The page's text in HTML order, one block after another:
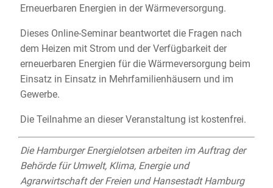
Erneuerbaren Energien in der Wärmeversorgung.
Dieses Online-Seminar beantwortet die Fragen nach
dem Heizen mit Strom und der Verfügbarkeit der
erneuerbaren Energien für die Wärmeversorgung beim
Einsatz in Einsatz in Mehrfamilienhäusern und im
Gewerbe.
Die Teilnahme an dieser Veranstaltung ist kostenfrei.
Die Hamburger Energielotsen arbeiten im Auftrag der
Behörde für Umwelt, Klima, Energie und
Agrarwirtschaft der Freien und Hansestadt Hamburg